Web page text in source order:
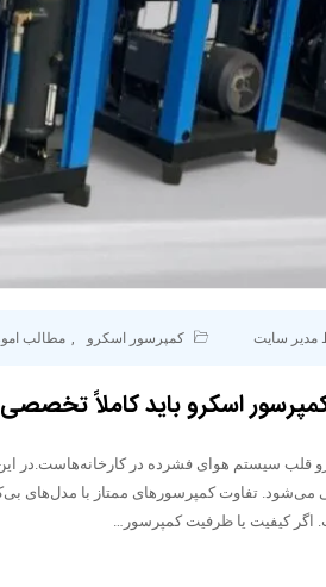
مدیر سایت کمپرسور اسکرو , مطالب
اسکرو باید کاملاً
قلب سیستم هوای فشرده در کارخانه‌هاست.در
می‌شود. تفاوت کمپرسورهای ممتاز با مدل‌های
اگر کیفیت یا ظرفیت کمپرسور…